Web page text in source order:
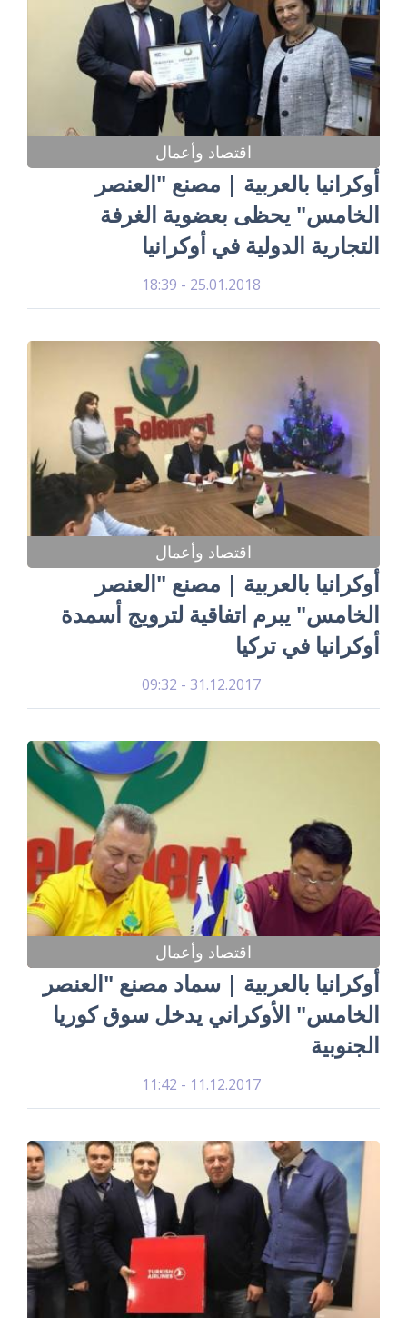
اقتصاد وأعمال
أوكرانيا بالعربية | مصنع "العنصر
الخامس" يحظى بعضوية الغرفة
التجارية الدولية في أوكرانيا
25.01.2018 - 18:39
اقتصاد وأعمال
أوكرانيا بالعربية | مصنع "العنصر
الخامس" يبرم اتفاقية لترويج أسمدة
أوكرانيا في تركيا
31.12.2017 - 09:32
اقتصاد وأعمال
أوكرانيا بالعربية | سماد مصنع "العنصر
الخامس" الأوكراني يدخل سوق كوريا
الجنوبية
11.12.2017 - 11:42